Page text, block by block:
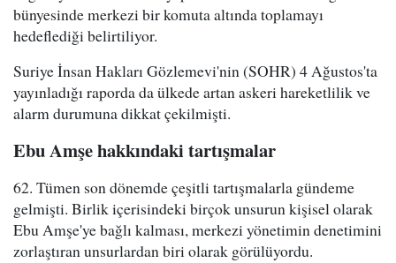
bünyesinde merkezi bir komuta altında toplamayı
hedeflediği belirtiliyor.
Suriye İnsan Hakları Gözlemevi'nin (SOHR) 4 Ağustos'ta
yayınladığı raporda da ülkede artan askeri hareketlilik ve
alarm durumuna dikkat çekilmişti.
Ebu Amşe hakkındaki tartışmalar
62. Tümen son dönemde çeşitli tartışmalarla gündeme
gelmişti. Birlik içerisindeki birçok unsurun kişisel olarak
Ebu Amşe'ye bağlı kalması, merkezi yönetimin denetimini
zorlaştıran unsurlardan biri olarak görülüyordu.